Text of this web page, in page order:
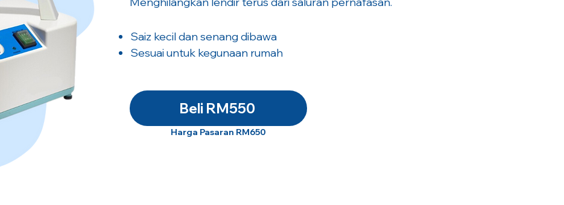
Saiz kecil dan senang dibawa
​Sesuai untuk kegunaan rumah
Beli RM550
Harga Pasaran RM650